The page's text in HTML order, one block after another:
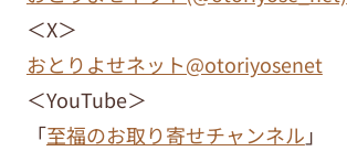
＜X＞
おとりよせネット@otoriyosenet
＜YouTube＞
「至福のお取り寄せチャンネル 」